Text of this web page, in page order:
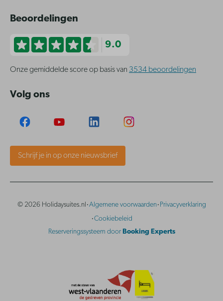
Beoordelingen
9.0
Onze gemiddelde score op basis van 3534 beoordelingen
Volg ons
Schrijf je in op onze nieuwsbrief
© 2026 Holidaysuites.nl ·Algemene voorwaarden· Privacyverklaring
·Cookiebeleid
Reserveringssysteem door Booking Experts